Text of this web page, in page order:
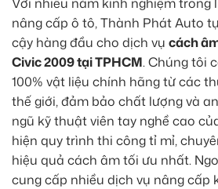
nâng cấp ô tô, Thành Phát Auto
cậy hàng đầu cho dịch vụ cách
Civic 2009 tại TPHCM. Chúng tôi
100% vật liệu chính hãng từ các
thế giới, đảm bảo chất lượng và
ngũ kỹ thuật viên tay nghề cao
hiện quy trình thi công tỉ mỉ,
hiệu quả cách âm tối ưu nhất.
cung cấp nhiều dịch vụ nâng cấp